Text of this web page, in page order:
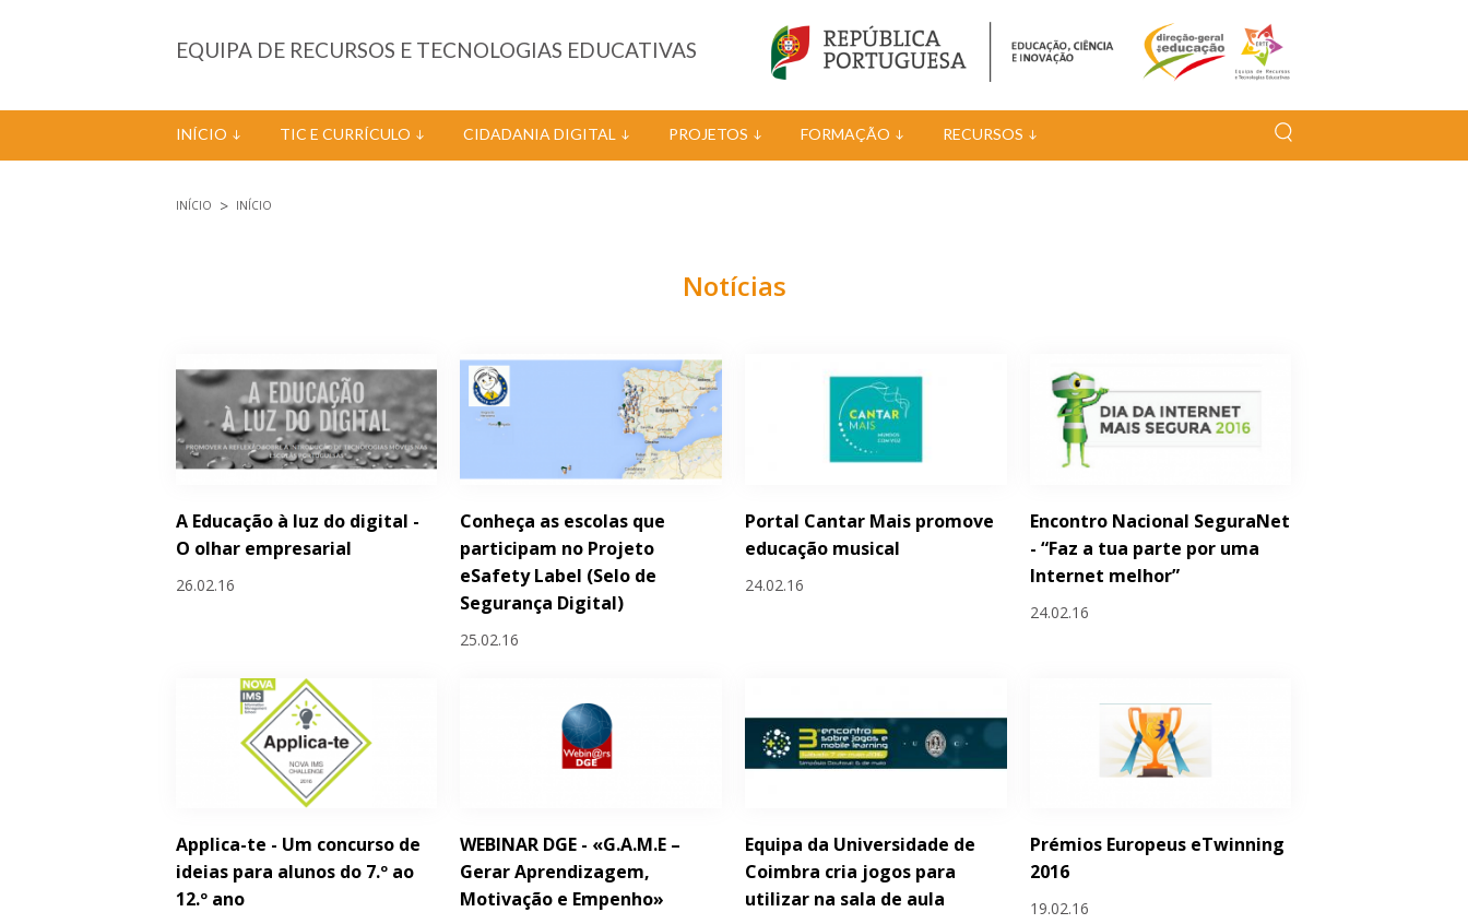
EQUIPA DE RECURSOS E TECNOLOGIAS EDUCATIVAS
INÍCIO TIC E CURRÍCULO CIDADANIA DIGITAL PROJETOS FORMAÇÃO RECURSOS
INÍCIO INÍCIO
Notícias
A Educação à luz do digital -
O olhar empresarial
26.02.16
Conheça as escolas que
participam no Projeto
eSafety Label (Selo de
Segurança Digital)
25.02.16
Portal Cantar Mais promove
educação musical
24.02.16
Encontro Nacional SeguraNet
- “Faz a tua parte por uma
Internet melhor”
24.02.16
Applica-te - Um concurso de
ideias para alunos do 7.º ao
12.º ano
WEBINAR DGE - «G.A.M.E –
Gerar Aprendizagem,
Motivação e Empenho»
Equipa da Universidade de
Coimbra cria jogos para
utilizar na sala de aula
Prémios Europeus eTwinning
2016
19.02.16
Páginas